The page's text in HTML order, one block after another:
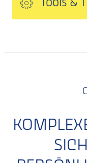
Tools &